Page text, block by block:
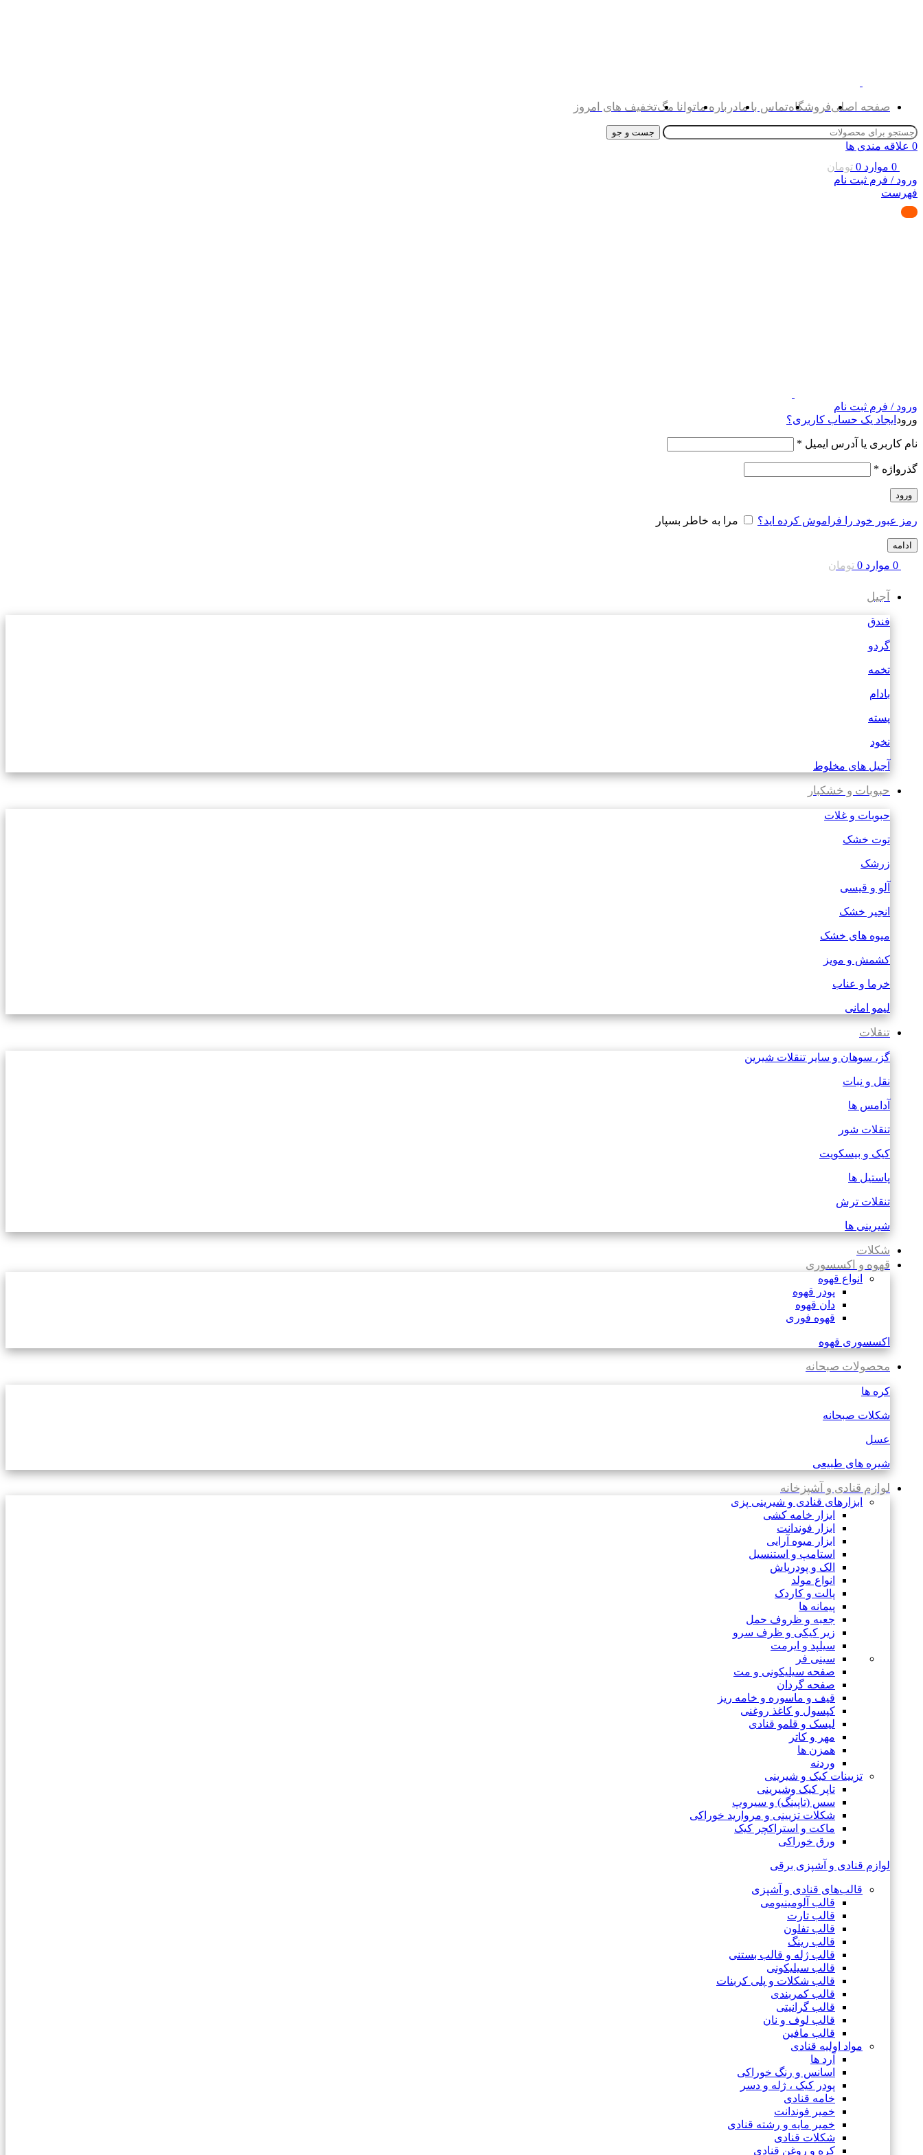
صفحه اصلیفروشگاهتماس با مادرباره ماتوانا مگتخفیف های امروز
جست و جو
0 علاقه مندی ها
0 موارد 0 تومان
ورود / فرم ثبت نام
فهرست
ورود / فرم ثبت نام
ورود ایجاد یک حساب کاربری؟
نام کاربری یا آدرس ایمیل *
گذرواژه *
ورود
رمز عبور خود را فراموش کرده اید؟ مرا به خاطر بسپار
ادامه
0 موارد 0 تومان
آجیل
فندق
گردو
تخمه
بادام
پسته
نخود
آجیل های مخلوط
حبوبات و خشکبار
حبوبات و غلات
توت خشک
زرشک
آلو و قیسی
انجیر خشک
میوه های خشک
کشمش و مویز
خرما و عناب
لیمو امانی
تنقلات
گز، سوهان و سایر تنقلات شیرین
نقل و نبات
آدامس ها
تنقلات شور
کیک و بیسکویت
پاستیل ها
تنقلات ترش
شیرینی ها
شکلات
قهوه و اکسسوری
انواع قهوه
پودر قهوه
دان قهوه
قهوه فوری
اکسسوری قهوه
محصولات صبحانه
کره ها
شکلات صبحانه
عسل
شیره های طبیعی
لوازم قنادی و آشپزخانه
ابزارهای قنادی و شیرینی پزی
ابزار خامه کشی
ابزار فوندانت
ابزار میوه آرایی
استامپ و استنسیل
الک و پودرپاش
انواع مولد
پالت و کاردک
پیمانه ها
جعبه و ظروف حمل
زیر کیکی و ظرف سرو
سیلپد و ایرمت
سینی فر
صفحه سیلیکونی و مت
صفحه گردان
قیف و ماسوره و خامه ریز
کپسول و کاغذ روغنی
لیسک و قلمو قنادی
مهر و کاتر
همزن ها
وردنه
تزیینات کیک و شیرینی
تاپر کیک وشیرینی
سس (تاپینگ) و سیروپ
شکلات تزیینی و مروارید خوراکی
ماکت و استراکچر کیک
ورق خوراکی
لوازم قنادی و آشپزی برقی
قالب‌های قنادی و آشپزی
قالب آلومینیومی
قالب تارت
قالب تفلون
قالب رینگ
قالب ژله و قالب بستنی
قالب سیلیکونی
قالب شکلات و پلی کربنات
قالب کمربندی
قالب گرانیتی
قالب لوف و نان
قالب مافین
مواد اولیه قنادی
آرد ها
اسانس و رنگ خوراکی
پودر کیک ، ژله و دسر
خامه قنادی
خمیر فوندانت
خمیر مایه و رشته قنادی
شکلات قنادی
کره و روغن قنادی